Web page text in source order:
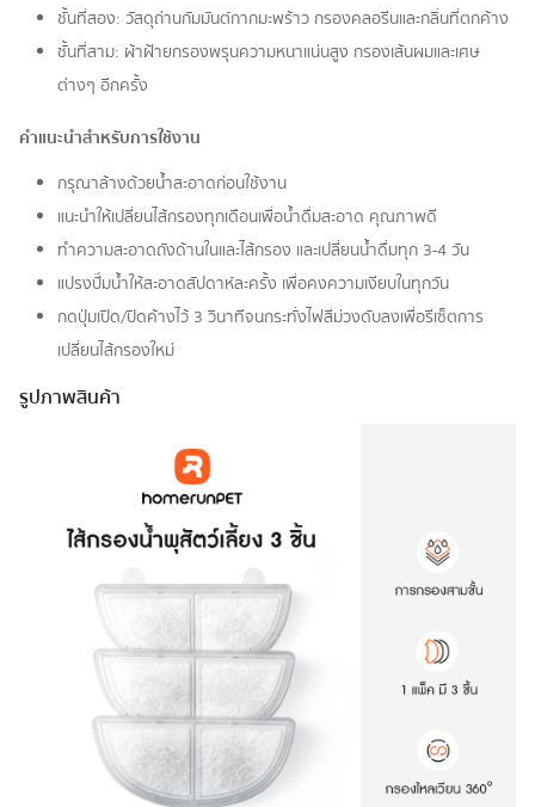
ชั้นที่สอง: วัสดุถ่านกัมมันต์กากมะพร้าว กรองคลอรีนและกลิ่นที่ตกค้าง
ชั้นที่สาม: ผ้าฝ้ายกรองพรุนความหนาแน่นสูง กรองเส้นผมและเศษ
ต่างๆ อีกครั้ง
คำแนะนำสำหรับการใช้งาน
กรุณาล้างด้วยน้ำสะอาดก่อนใช้งาน
แนะนำให้เปลี่ยนไส้กรองทุกเดือนเพื่อน้ำดื่มสะอาด คุณภาพดี
ทำความสะอาดถังด้านในและไส้กรอง และเปลี่ยนน้ำดื่มทุก 3-4 วัน
แปรงปั๊มน้ำให้สะอาดสัปดาห์ละครั้ง เพื่อคงความเงียบในทุกวัน
กดปุ่มเปิด/ปิดค้างไว้ 3 วินาทีจนกระทั่งไฟสีม่วงดับลงเพื่อรีเซ็ตการ
เปลี่ยนไส้กรองใหม่
รูปภาพสินค้า